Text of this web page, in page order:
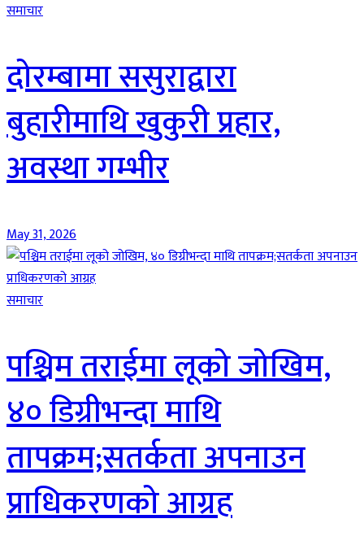
समाचार
दोरम्बामा ससुराद्वारा
बुहारीमाथि खुकुरी प्रहार,
अवस्था गम्भीर
May 31, 2026
समाचार
पश्चिम तराईमा लूको जोखिम,
४० डिग्रीभन्दा माथि
तापक्रम;सतर्कता अपनाउन
प्राधिकरणको आग्रह